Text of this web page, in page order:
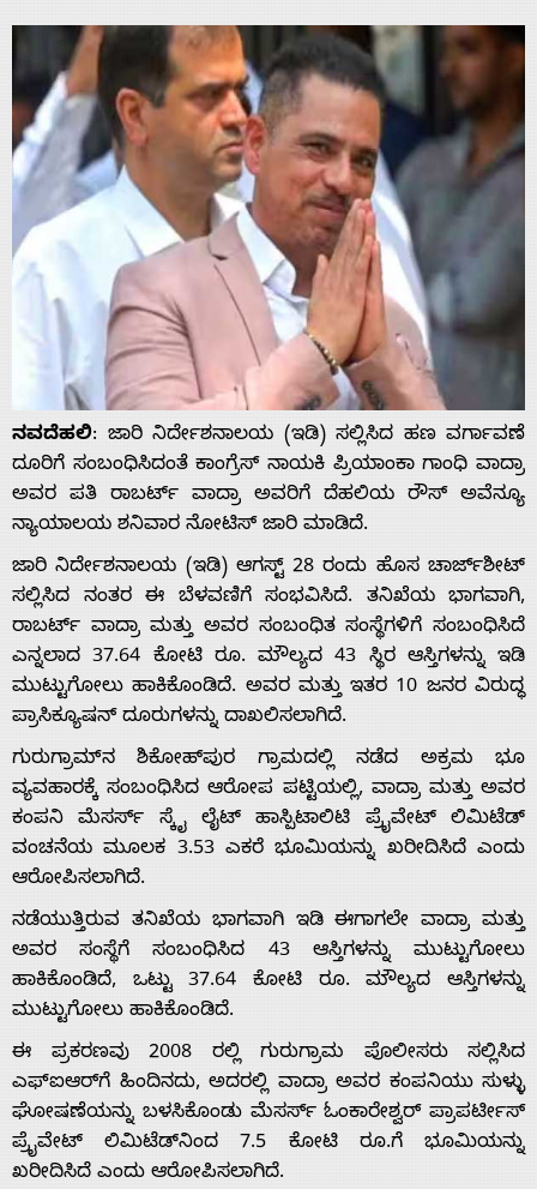
Home
About
Us
ನವದೆಹಲಿ: ಜಾರಿ ನಿರ್ದೇಶನಾಲಯ (ಇಡಿ) ಸಲ್ಲಿಸಿದ ಹಣ ವರ್ಗಾವಣೆ
ದೂರಿಗೆ ಸಂಬಂಧಿಸಿದಂತೆ ಕಾಂಗ್ರೆಸ್ ನಾಯಕಿ ಪ್ರಿಯಾಂಕಾ ಗಾಂಧಿ ವಾದ್ರಾ
ಅವರ ಪತಿ ರಾಬರ್ಟ್ ವಾದ್ರಾ ಅವರಿಗೆ ದೆಹಲಿಯ ರೌಸ್ ಅವೆನ್ಯೂ
ನ್ಯಾಯಾಲಯ ಶನಿವಾರ ನೋಟಿಸ್ ಜಾರಿ ಮಾಡಿದೆ.
ಜಾರಿ ನಿರ್ದೇಶನಾಲಯ (ಇಡಿ) ಆಗಸ್ಟ್ 28 ರಂದು ಹೊಸ ಚಾರ್ಜ್‌ಶೀಟ್
ಸಲ್ಲಿಸಿದ ನಂತರ ಈ ಬೆಳವಣಿಗೆ ಸಂಭವಿಸಿದೆ. ತನಿಖೆಯ ಭಾಗವಾಗಿ,
ರಾಬರ್ಟ್ ವಾದ್ರಾ ಮತ್ತು ಅವರ ಸಂಬಂಧಿತ ಸಂಸ್ಥೆಗಳಿಗೆ ಸಂಬಂಧಿಸಿದೆ
ಎನ್ನಲಾದ 37.64 ಕೋಟಿ ರೂ. ಮೌಲ್ಯದ 43 ಸ್ಥಿರ ಆಸ್ತಿಗಳನ್ನು ಇಡಿ
ಮುಟ್ಟುಗೋಲು ಹಾಕಿಕೊಂಡಿದೆ. ಅವರ ಮತ್ತು ಇತರ 10 ಜನರ ವಿರುದ್ಧ
ಪ್ರಾಸಿಕ್ಯೂಷನ್ ದೂರುಗಳನ್ನು ದಾಖಲಿಸಲಾಗಿದೆ.
ಗುರುಗ್ರಾಮ್‌ನ ಶಿಕೋಹ್‌ಪುರ ಗ್ರಾಮದಲ್ಲಿ ನಡೆದ ಅಕ್ರಮ ಭೂ
ವ್ಯವಹಾರಕ್ಕೆ ಸಂಬಂಧಿಸಿದ ಆರೋಪ ಪಟ್ಟಿಯಲ್ಲಿ, ವಾದ್ರಾ ಮತ್ತು ಅವರ
ಕಂಪನಿ ಮೆಸರ್ಸ್ ಸ್ಕೈ ಲೈಟ್ ಹಾಸ್ಪಿಟಾಲಿಟಿ ಪ್ರೈವೇಟ್ ಲಿಮಿಟೆಡ್
ವಂಚನೆಯ ಮೂಲಕ 3.53 ಎಕರೆ ಭೂಮಿಯನ್ನು ಖರೀದಿಸಿದೆ ಎಂದು
ಆರೋಪಿಸಲಾಗಿದೆ.
ನಡೆಯುತ್ತಿರುವ ತನಿಖೆಯ ಭಾಗವಾಗಿ ಇಡಿ ಈಗಾಗಲೇ ವಾದ್ರಾ ಮತ್ತು
ಅವರ ಸಂಸ್ಥೆಗೆ ಸಂಬಂಧಿಸಿದ 43 ಆಸ್ತಿಗಳನ್ನು ಮುಟ್ಟುಗೋಲು
ಹಾಕಿಕೊಂಡಿದೆ, ಒಟ್ಟು 37.64 ಕೋಟಿ ರೂ. ಮೌಲ್ಯದ ಆಸ್ತಿಗಳನ್ನು
ಮುಟ್ಟುಗೋಲು ಹಾಕಿಕೊಂಡಿದೆ.
ಈ ಪ್ರಕರಣವು 2008 ರಲ್ಲಿ ಗುರುಗ್ರಾಮ ಪೊಲೀಸರು ಸಲ್ಲಿಸಿದ
ಎಫ್‌ಐಆರ್‌ಗೆ ಹಿಂದಿನದು, ಅದರಲ್ಲಿ ವಾದ್ರಾ ಅವರ ಕಂಪನಿಯು ಸುಳ್ಳು
ಘೋಷಣೆಯನ್ನು ಬಳಸಿಕೊಂಡು ಮೆಸರ್ಸ್ ಓಂಕಾರೇಶ್ವರ್ ಪ್ರಾಪರ್ಟೀಸ್
ಪ್ರೈವೇಟ್ ಲಿಮಿಟೆಡ್‌ನಿಂದ 7.5 ಕೋಟಿ ರೂ.ಗೆ ಭೂಮಿಯನ್ನು
ಖರೀದಿಸಿದೆ ಎಂದು ಆರೋಪಿಸಲಾಗಿದೆ.